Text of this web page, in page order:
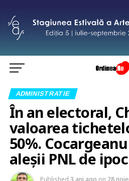
ADMINISTRATIE
În an electoral,
valoarea
50%.
aleșii PNL de
Published 3 ani ago on 28